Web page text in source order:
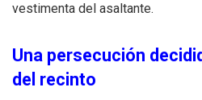
vestimenta del asaltante.
Una persecución
del recinto